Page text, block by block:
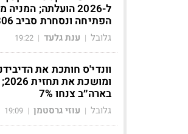
ל-2026 הועלתה;
הפתיחה ונסחרת סביב 306 דולר
גלובל | ענת גלעד |
19:22
וונדי'ס חותכת את
בארה״ב צנחו 7%
גלובל | עוזי גרסטמן |
19:09